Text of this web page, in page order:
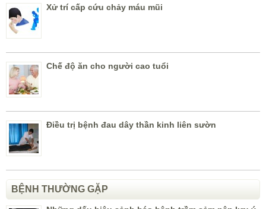
Xử trí cấp cứu chảy máu mũi
Chế độ ăn cho người cao tuổi
Điều trị bệnh đau dây thần kinh liên sườn
BỆNH THƯỜNG GẶP